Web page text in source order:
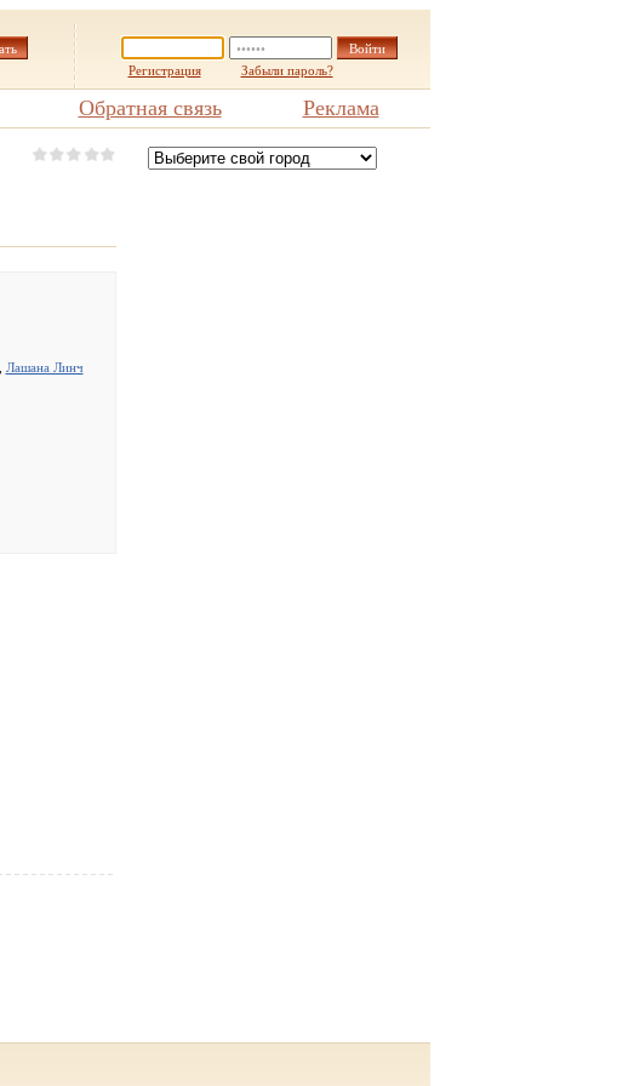
Регистрация Забыли пароль?
Обратная связь Реклама
Лашана Линч